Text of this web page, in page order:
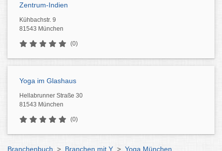
Zentrum-Indien
Kühbachstr. 9
81543 München
(0)
Yoga im Glashaus
Hellabrunner Straße 30
81543 München
(0)
Branchenbuch > Branchen mit Y > Yoga München